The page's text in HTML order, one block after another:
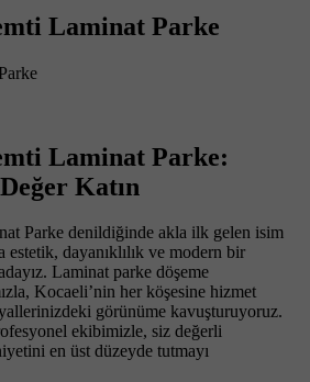
Laminat Parke
Laminat Parke:
Katın
Parke denildiğinde akla ilk gelen isim
estetik, dayanıklılık ve modern bir
Laminat parke döşeme
Kocaeli’nin her köşesine hizmet
görünüme kavuşturuyoruz.
ekibimizle, siz değerli
en üst düzeyde tutmayı